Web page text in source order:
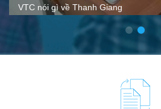
VTC nói gì về Thanh Giang